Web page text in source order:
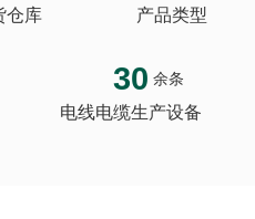
仓库 产品类型
30 余条
电线电缆生产设备